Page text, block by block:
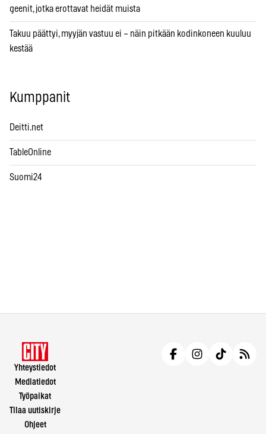
geenit, jotka erottavat heidät muista
Takuu päättyi, myyjän vastuu ei – näin pitkään kodinkoneen kuuluu
kestää
Kumppanit
Deitti.net
TableOnline
Suomi24
Yhteystiedot
Mediatiedot
Työpaikat
Tilaa uutiskirje
Ohjeet